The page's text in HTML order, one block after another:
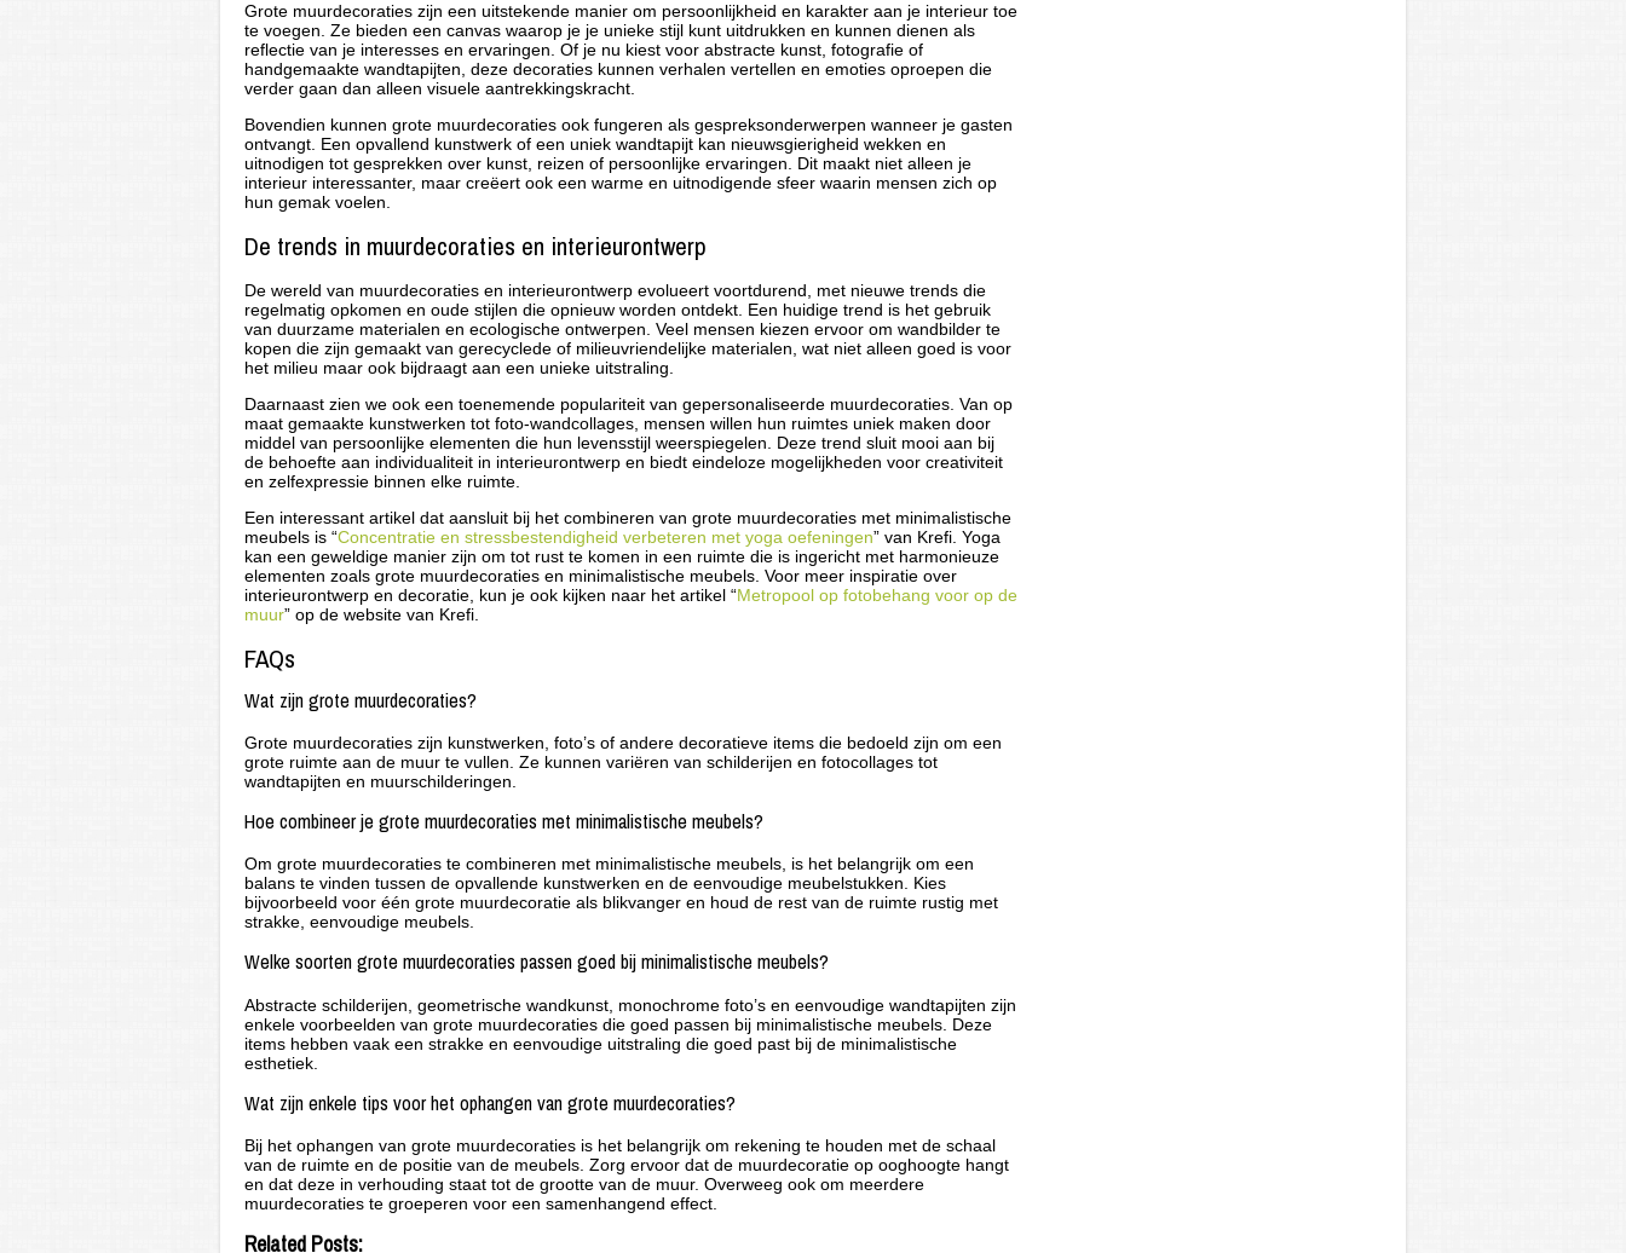
Grote muurdecoraties zijn een uitstekende manier om persoonlijkheid en karakter aan je interieur toe
te voegen. Ze bieden een canvas waarop je je unieke stijl kunt uitdrukken en kunnen dienen als
reflectie van je interesses en ervaringen. Of je nu kiest voor abstracte kunst, fotografie of
handgemaakte wandtapijten, deze decoraties kunnen verhalen vertellen en emoties oproepen die
verder gaan dan alleen visuele aantrekkingskracht.
Bovendien kunnen grote muurdecoraties ook fungeren als gespreksonderwerpen wanneer je gasten
ontvangt. Een opvallend kunstwerk of een uniek wandtapijt kan nieuwsgierigheid wekken en
uitnodigen tot gesprekken over kunst, reizen of persoonlijke ervaringen. Dit maakt niet alleen je
interieur interessanter, maar creëert ook een warme en uitnodigende sfeer waarin mensen zich op
hun gemak voelen.
De trends in muurdecoraties en interieurontwerp
De wereld van muurdecoraties en interieurontwerp evolueert voortdurend, met nieuwe trends die
regelmatig opkomen en oude stijlen die opnieuw worden ontdekt. Een huidige trend is het gebruik
van duurzame materialen en ecologische ontwerpen. Veel mensen kiezen ervoor om wandbilder te
kopen die zijn gemaakt van gerecyclede of milieuvriendelijke materialen, wat niet alleen goed is voor
het milieu maar ook bijdraagt aan een unieke uitstraling.
Daarnaast zien we ook een toenemende populariteit van gepersonaliseerde muurdecoraties. Van op
maat gemaakte kunstwerken tot foto-wandcollages, mensen willen hun ruimtes uniek maken door
middel van persoonlijke elementen die hun levensstijl weerspiegelen. Deze trend sluit mooi aan bij
de behoefte aan individualiteit in interieurontwerp en biedt eindeloze mogelijkheden voor creativiteit
en zelfexpressie binnen elke ruimte.
Een interessant artikel dat aansluit bij het combineren van grote muurdecoraties met minimalistische
meubels is “Concentratie en stressbestendigheid verbeteren met yoga oefeningen” van Krefi. Yoga
kan een geweldige manier zijn om tot rust te komen in een ruimte die is ingericht met harmonieuze
elementen zoals grote muurdecoraties en minimalistische meubels. Voor meer inspiratie over
interieurontwerp en decoratie, kun je ook kijken naar het artikel “Metropool op fotobehang voor op de
muur” op de website van Krefi.
FAQs
Wat zijn grote muurdecoraties?
Grote muurdecoraties zijn kunstwerken, foto’s of andere decoratieve items die bedoeld zijn om een ​​
grote ruimte aan de muur te vullen. Ze kunnen variëren van schilderijen en fotocollages tot
wandtapijten en muurschilderingen.
Hoe combineer je grote muurdecoraties met minimalistische meubels?
Om grote muurdecoraties te combineren met minimalistische meubels, is het belangrijk om een ​​
balans te vinden tussen de opvallende kunstwerken en de eenvoudige meubelstukken. Kies
bijvoorbeeld voor één grote muurdecoratie als blikvanger en houd de rest van de ruimte rustig met
strakke, eenvoudige meubels.
Welke soorten grote muurdecoraties passen goed bij minimalistische meubels?
Abstracte schilderijen, geometrische wandkunst, monochrome foto’s en eenvoudige wandtapijten zijn
enkele voorbeelden van grote muurdecoraties die goed passen bij minimalistische meubels. Deze
items hebben vaak een strakke en eenvoudige uitstraling die goed past bij de minimalistische
esthetiek.
Wat zijn enkele tips voor het ophangen van grote muurdecoraties?
Bij het ophangen van grote muurdecoraties is het belangrijk om rekening te houden met de schaal
van de ruimte en de positie van de meubels. Zorg ervoor dat de muurdecoratie op ooghoogte hangt
en dat deze in verhouding staat tot de grootte van de muur. Overweeg ook om meerdere
muurdecoraties te groeperen voor een samenhangend effect.
Related Posts: